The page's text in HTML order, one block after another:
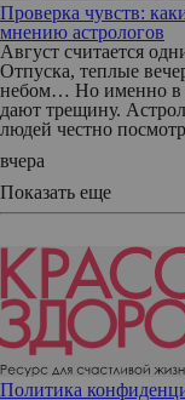
Проверка чувств:
мнению астрологов
Август считается
Отпуска, теплые
небом… Но именно в
дают трещину.
людей честно
вчера
Показать еще
Политика